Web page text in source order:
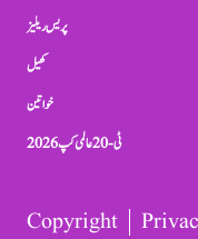
پریس ریلیز
کھیل
خواتین
ٹی-20 عالمی کپ 2026
Copyright